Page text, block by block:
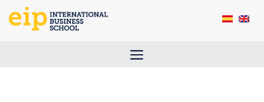
Saltar
Menú